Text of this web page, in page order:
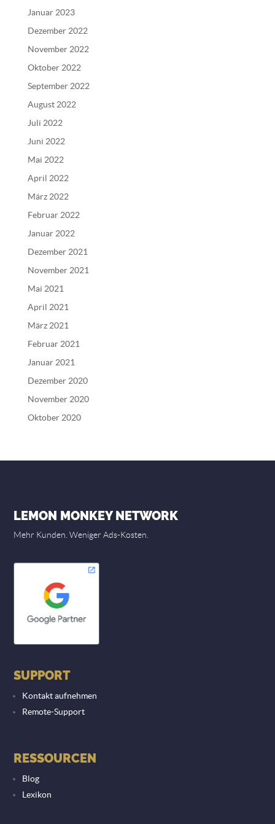
Januar 2023
Dezember 2022
November 2022
Oktober 2022
September 2022
August 2022
Juli 2022
Juni 2022
Mai 2022
April 2022
März 2022
Februar 2022
Januar 2022
Dezember 2021
November 2021
Mai 2021
April 2021
März 2021
Februar 2021
Januar 2021
Dezember 2020
November 2020
Oktober 2020
LEMON MONKEY NETWORK
Mehr Kunden. Weniger Ads-Kosten.
SUPPORT
Kontakt aufnehmen
Remote-Support
RESSOURCEN
Blog
Lexikon